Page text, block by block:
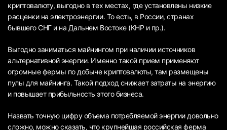
криптовалюту, выгодно в тех местах, где установлены низкие
расценки на электроэнергии. То есть, в России, странах
бывшего СНГ и на Дальнем Востоке (КНР и пр.).
Выгодно заниматься майнингом при наличии источников
альтернативной энергии. Именно такой прием применяют
огромные фермы по добыче криптовалюты, там размещены
пулы для майнинга. Такой подход снижает затраты на энергию
и повышает прибыльность этого бизнеса.
Назвать точную цифру объема потребляемой энергии довольно
сложно, можно сказать, что крупнейшая российская ферма